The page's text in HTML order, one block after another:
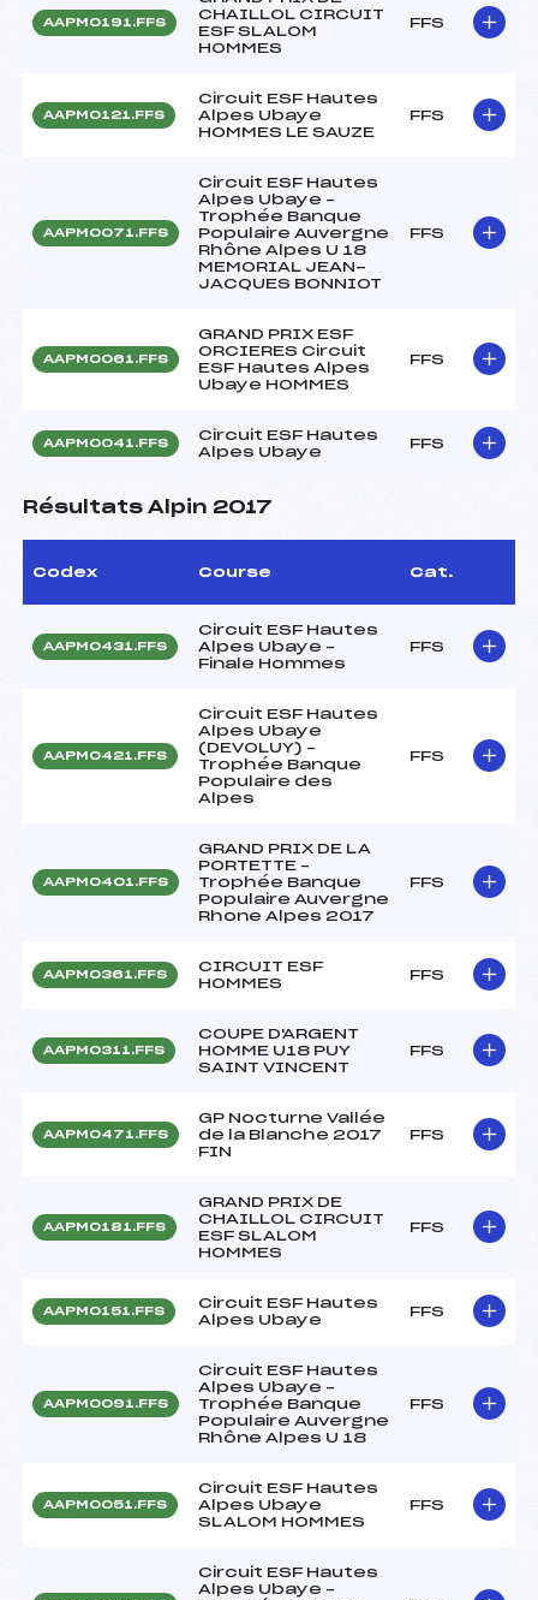
AAPM0191.FFS
CHAILLOL CIRCUIT
ESF SLALOM
HOMMES
FFS
AAPM0121.FFS
Circuit ESF Hautes
Alpes Ubaye
HOMMES LE SAUZE
FFS
AAPM0071.FFS
Circuit ESF Hautes
Alpes Ubaye –
Trophée Banque
Populaire Auvergne
Rhône Alpes U 18
MEMORIAL JEAN-
JACQUES BONNIOT
FFS
AAPM0061.FFS
GRAND PRIX ESF
ORCIERES Circuit
ESF Hautes Alpes
Ubaye HOMMES
FFS
AAPM0041.FFS
Circuit ESF Hautes
Alpes Ubaye
FFS
Résultats Alpin 2017
Codex Course Cat.
AAPM0431.FFS
Circuit ESF Hautes
Alpes Ubaye –
Finale Hommes
FFS
AAPM0421.FFS
Circuit ESF Hautes
Alpes Ubaye
(DEVOLUY) –
Trophée Banque
Populaire des
Alpes
FFS
AAPM0401.FFS
GRAND PRIX DE LA
PORTETTE –
Trophée Banque
Populaire Auvergne
Rhone Alpes 2017
FFS
AAPM0361.FFS
CIRCUIT ESF
HOMMES
FFS
AAPM0311.FFS
COUPE D'ARGENT
HOMME U18 PUY
SAINT VINCENT
FFS
AAPM0471.FFS
GP Nocturne Vallée
de la Blanche 2017
FIN
FFS
AAPM0181.FFS
GRAND PRIX DE
CHAILLOL CIRCUIT
ESF SLALOM
HOMMES
FFS
AAPM0151.FFS
Circuit ESF Hautes
Alpes Ubaye
FFS
AAPM0091.FFS
Circuit ESF Hautes
Alpes Ubaye –
Trophée Banque
Populaire Auvergne
Rhône Alpes U 18
FFS
AAPM0051.FFS
Circuit ESF Hautes
Alpes Ubaye
SLALOM HOMMES
FFS
Circuit ESF Hautes
Alpes Ubaye –